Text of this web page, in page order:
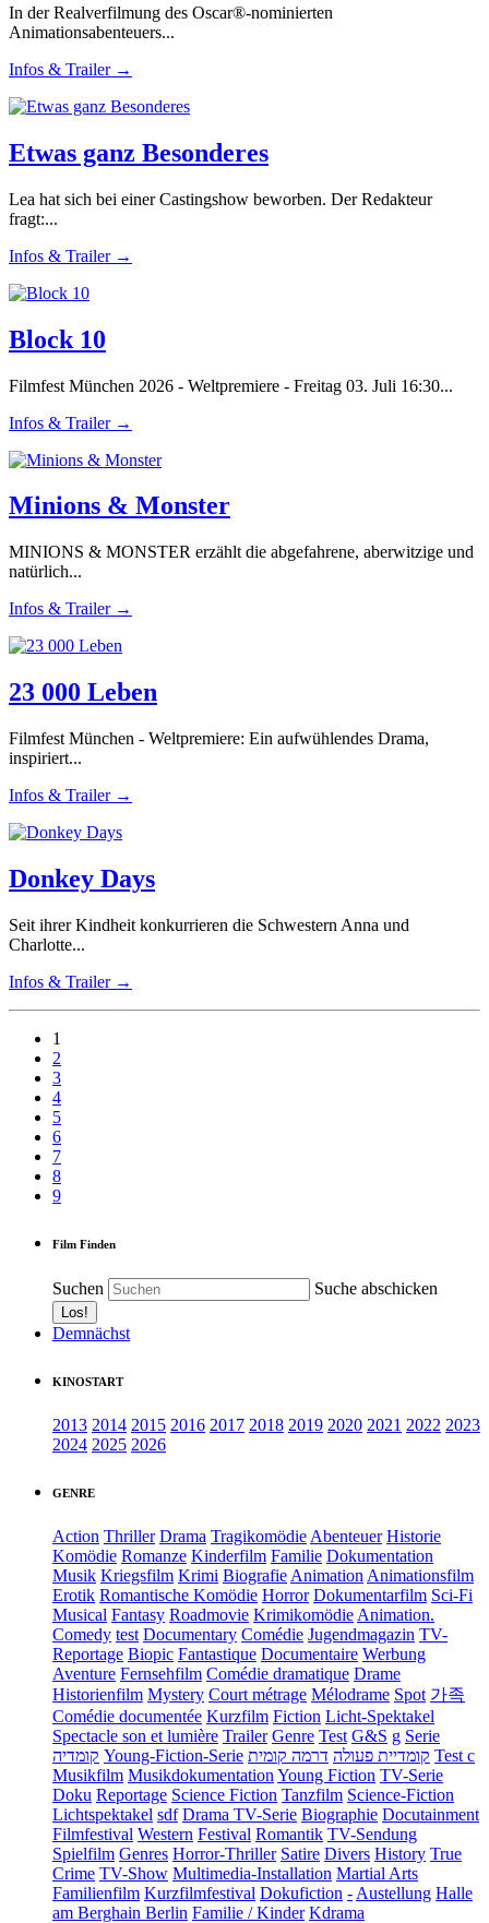
In der Realverfilmung des Oscar®-nominierten
Animationsabenteuers...
Infos & Trailer →
Etwas ganz Besonderes
Lea hat sich bei einer Castingshow beworben. Der Redakteur
fragt:...
Infos & Trailer →
Block 10
Filmfest München 2026 - Weltpremiere - Freitag 03. Juli 16:30...
Infos & Trailer →
Minions & Monster
MINIONS & MONSTER erzählt die abgefahrene, aberwitzige und
natürlich...
Infos & Trailer →
23 000 Leben
Filmfest München - Weltpremiere: Ein aufwühlendes Drama,
inspiriert...
Infos & Trailer →
Donkey Days
Seit ihrer Kindheit konkurrieren die Schwestern Anna und
Charlotte...
Infos & Trailer →
1
2
3
4
5
6
7
8
9
Film Finden
Suchen Suche abschicken
Demnächst
KINOSTART
2013 2014 2015 2016 2017 2018 2019 2020 2021 2022 2023
2024 2025 2026
GENRE
Action Thriller Drama Tragikomödie Abenteuer Historie
Komödie Romanze Kinderfilm Familie Dokumentation
Musik Kriegsfilm Krimi Biografie Animation Animationsfilm
Erotik Romantische Komödie Horror Dokumentarfilm Sci-Fi
Musical Fantasy Roadmovie Krimikomödie Animation.
Comedy test Documentary Comédie Jugendmagazin TV-
Reportage Biopic Fantastique Documentaire Werbung
Aventure Fernsehfilm Comédie dramatique Drame
Historienfilm Mystery Court métrage Mélodrame Spot 가족
Comédie documentée Kurzfilm Fiction Licht-Spektakel
Spectacle son et lumière Trailer Genre Test G&S g Serie
קומדיה Young-Fiction-Serie קומדיית פעולה דרמה קומית
Test c
Musikfilm Musikdokumentation Young Fiction TV-Serie
Doku Reportage Science Fiction Tanzfilm Science-Fiction
Lichtspektakel sdf Drama TV-Serie Biographie Docutainment
Filmfestival Western Festival Romantik TV-Sendung
Spielfilm Genres Horror-Thriller Satire Divers History True
Crime TV-Show Multimedia-Installation Martial Arts
Familienfilm Kurzfilmfestival Dokufiction - Austellung Halle
am Berghain Berlin Familie / Kinder Kdrama